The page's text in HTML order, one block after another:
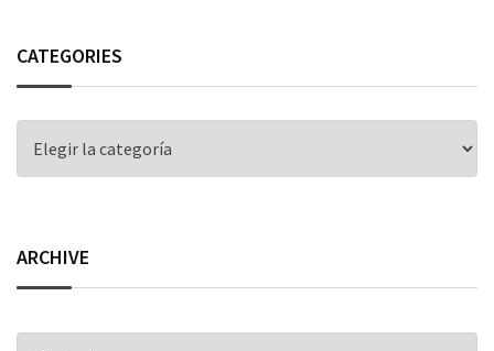
CATEGORIES
ARCHIVE
ARCHIVE